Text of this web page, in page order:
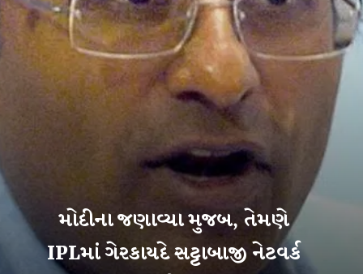
મોદીના જણાવ્યા મુજબ, તેમણે
IPLમાં ગેરકાયદે સટ્ટાબાજી નેટવર્ક